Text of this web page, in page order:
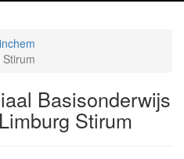
Basisonderwijs
Stirum